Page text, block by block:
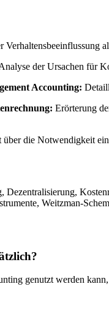
der Ursachen für
Accounting:
Erörterung
über die Notwendigkeit
Weitzman-
genutzt werden